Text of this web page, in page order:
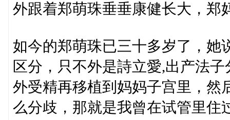
外跟着郑萌珠垂垂康健长大，郑
如今的郑萌珠已三十多岁了，她
区分，只不外是詩立愛,出产法
外受精再移植到妈妈子宫里，然
么分歧，那就是我曾在试管里住